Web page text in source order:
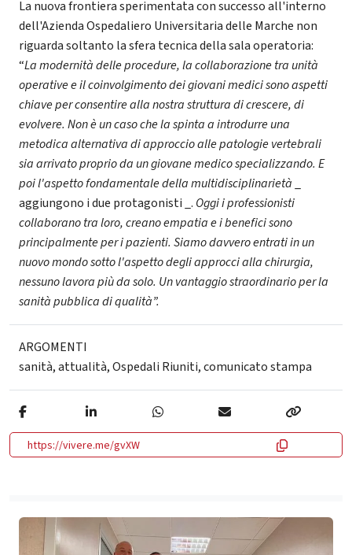
La nuova frontiera sperimentata con successo all'interno
dell'Azienda Ospedaliero Universitaria delle Marche non
riguarda soltanto la sfera tecnica della sala operatoria:
“La modernità delle procedure, la collaborazione tra unità
operative e il coinvolgimento dei giovani medici sono aspetti
chiave per consentire alla nostra struttura di crescere, di
evolvere. Non è un caso che la spinta a introdurre una
metodica alternativa di approccio alle patologie vertebrali
sia arrivato proprio da un giovane medico specializzando. E
poi l'aspetto fondamentale della multidisciplinarietà
aggiungono i due protagonisti _. Oggi i professionisti
collaborano tra loro, creano empatia e i benefici sono
principalmente per i pazienti. Siamo davvero entrati in un
nuovo mondo sotto l'aspetto degli approcci alla chirurgia,
nessuno lavora più da solo. Un vantaggio straordinario per la
sanità pubblica di qualità”.
ARGOMENTI
sanità,attualità,Ospedali Riuniti,comunicato stampa
https://vivere.me/gvXW